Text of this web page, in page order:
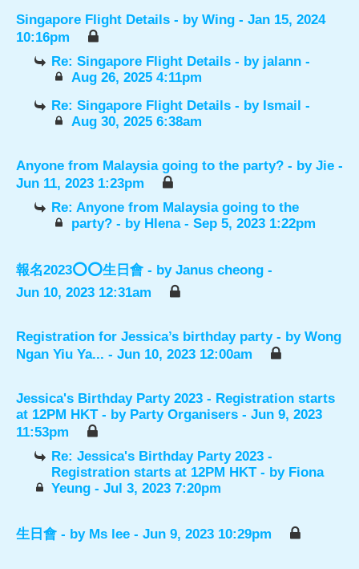
Singapore Flight Details - by Wing - Jan 15, 2024
10:16pm
Re: Singapore Flight Details - by jalann -
Aug 26, 2025 4:11pm
Re: Singapore Flight Details - by Ismail -
Aug 30, 2025 6:38am
Anyone from Malaysia going to the party? - by Jie -
Jun 11, 2023 1:23pm
Re: Anyone from Malaysia going to the
party? - by Hlena- Sep 5, 2023 1:22pm
報名2023⭕️⭕️生日會 - by Janus cheong -
Jun 10, 2023 12:31am
Registration for Jessica’s birthday party - by Wong
Ngan Yiu Ya... - Jun 10, 2023 12:00am
Jessica's Birthday Party 2023 - Registration starts
at 12PM HKT - by Party Organisers - Jun 9, 2023
11:53pm
Re: Jessica's Birthday Party 2023 -
Registration starts at 12PM HKT - by Fiona
Yeung - Jul 3, 2023 7:20pm
生日會 - by Ms lee - Jun 9, 2023 10:29pm